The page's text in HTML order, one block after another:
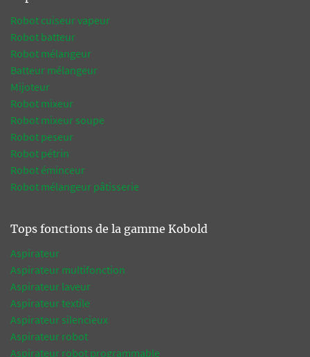
Robot cuiseur vapeur
Robot batteur
Robot mélangeur
Batteur mélangeur
Mijoteur
Robot mixeur
Robot mixeur soupe
Robot peseur
Robot pétrin
Robot éminceur
Robot mélangeur pâtisserie
Tops fonctions de la gamme Kobold
Aspirateur
Aspirateur multifonction
Aspirateur laveur
Aspirateur textile
Aspirateur silencieux
Aspirateur robot
Aspirateur robot programmable